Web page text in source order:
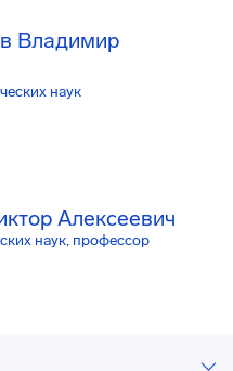
Владимир
наук
Алексеевич
наук, профессор